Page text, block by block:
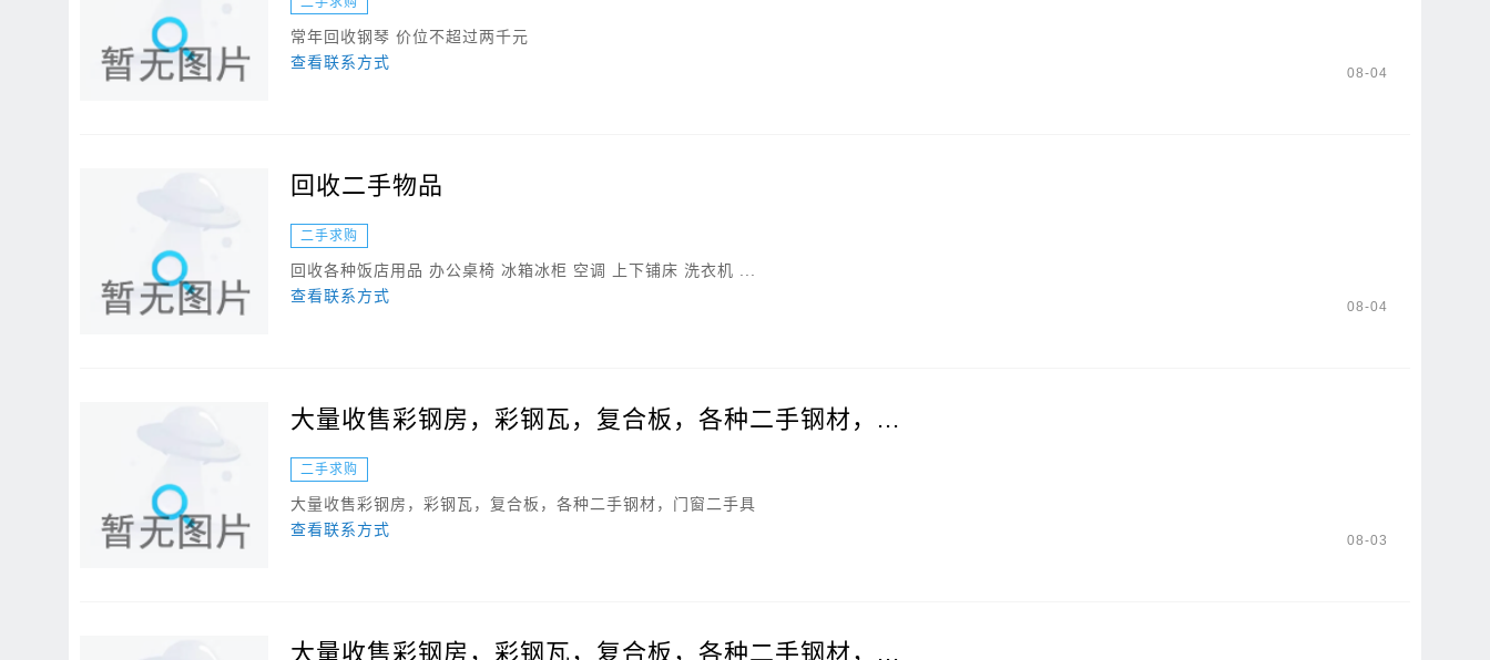
08-04
常年回收钢琴 价位不超过两千元
查看联系方式
08-04
回收二手物品
二手求购
回收各种饭店用品 办公桌椅 冰箱冰柜 空调 上下铺床 洗衣机 ...
查看联系方式
08-03
大量收售彩钢房，彩钢瓦，复合板，各种二手钢材，...
二手求购
大量收售彩钢房，彩钢瓦，复合板，各种二手钢材，门窗二手具
查看联系方式
大量收售彩钢房，彩钢瓦，复合板，各种二手钢材，...